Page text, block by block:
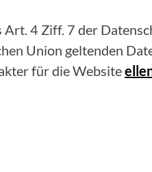
4 Ziff. 7 der
Union geltenden
für die Website